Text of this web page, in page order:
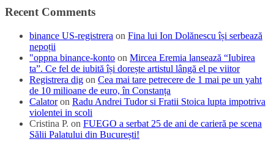
Recent Comments
binance US-registrera on Fina lui Ion Dolănescu își serbează
nepoții
"oppna binance-konto on Mircea Eremia lansează “Iubirea
ta”. Ce fel de iubită își dorește artistul lângă el pe viitor
Registrera dig on Cea mai tare petrecere de 1 mai pe un yaht
de 10 milioane de euro, în Constanța
Calatoron Radu Andrei Tudor si Fratii Stoica lupta impotriva
violentei in scoli
Cristina P. on FUEGO a serbat 25 de ani de carieră pe scena
Sălii Palatului din București!